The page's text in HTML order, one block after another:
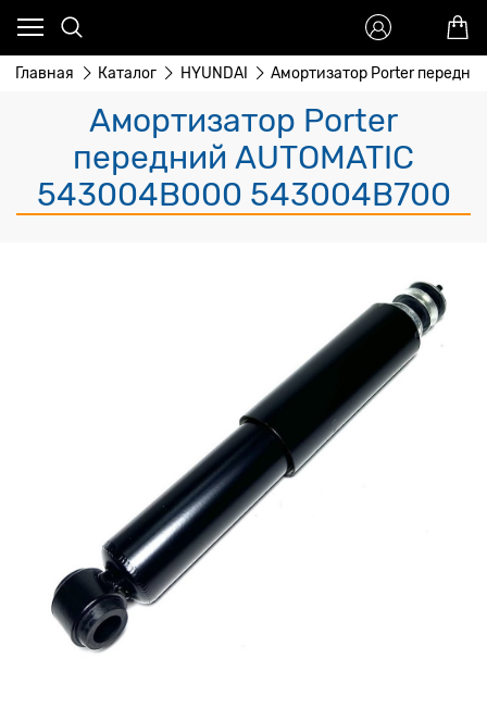
Главная Каталог HYUNDAI Амортизатор Porter
Амортизатор Porter
передний AUTOMATIC
543004B000 543004B700